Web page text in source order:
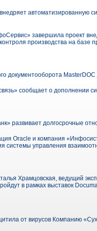
автоматизированную
завершила проект
производства на базе
документооборота
сообщает о дополнении
развивает долгосрочные
Oracle и компания
системы управления
Храмцовская, ведущий
в рамках выставок
от вирусов Компанию